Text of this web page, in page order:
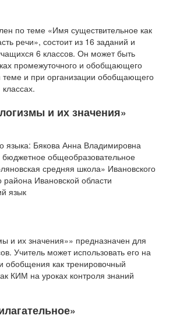
по теме «Имя существительное как
речи», состоит из 16 заданий и
6 классов. Он может быть
промежуточного и обобщающего
теме и при организации обобщающего
и их значения»
языка: Бякова Анна Владимировна
общеобразовательное
средняя школа» Ивановского
района Ивановской области
язык
и их значения»» предназначен для
Учитель может использовать его на
обобщения как тренировочный
КИМ на уроках контроля знаний